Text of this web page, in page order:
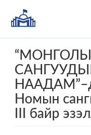
Номын
III байр